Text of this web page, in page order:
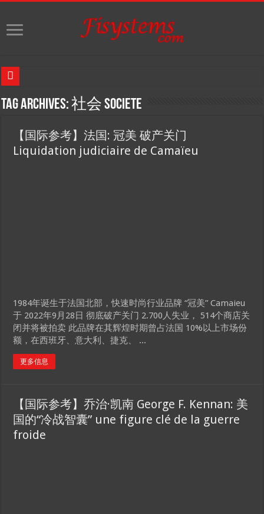
【东西视记】赛纳河畔马年端午嘉年华 DuanWu Paris 2026
【东西视记】超写实大师 克劳德.伊维尔 过世 Décès du prof.
巴黎举行首届“武林大会” Wulin Dahui 2026
Tag Archives:社会 Societe
【国际参考】法国: 冠美 破产关门
Liquidation judiciaire de Camaïeu
1984年诞生于法国北部，快速时尚行业品牌 “冠美” Camaieu
于 2022年9月28日 彻底破产关门 2.700人失业， 514个商店关
闭并将被拍卖 此品牌在其辉煌时期曾占法国 10%以上市场份
额，在西班牙、意大利、捷克、 ...
更多信息
【国际参考】乔治·凯南 George F. Kennan: 美
国的“冷战智囊” une figure clé de la guerre
froide